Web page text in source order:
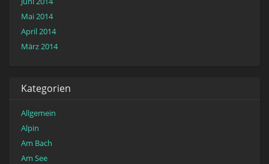
Mai 2014
April 2014
März 2014
Kategorien
Allgemein
Alpin
Am Bach
Am See